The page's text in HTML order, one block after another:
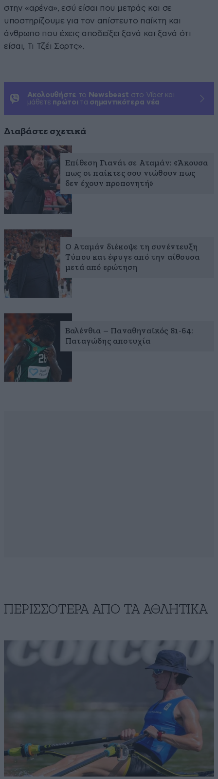
στην «αρένα», εσύ είσαι που μετράς και σε
υποστηρίζουμε για τον απίστευτο παίκτη και
άνθρωπο που έχεις αποδείξει ξανά και ξανά ότι
είσαι, Τι Τζέι Σορτς».
Ακολουθήστε το Newsbeast στο Viber και
μάθετε πρώτοι τα σημαντικότερα νέα
Διαβάστε σχετικά
Επίθεση Γιανάι σε Αταμάν: «Άκουσα
πως οι παίκτες σου νιώθουν πως
δεν έχουν προπονητή»
Ο Αταμάν διέκοψε τη συνέντευξη
Τύπου και έφυγε από την αίθουσα
μετά από ερώτηση
Βαλένθια – Παναθηναϊκός 81-64:
Παταγώδης αποτυχία
ΠΕΡΙΣΣΟΤΕΡΑ ΑΠΟ ΤA ΑΘΛΗΤΙΚΑ